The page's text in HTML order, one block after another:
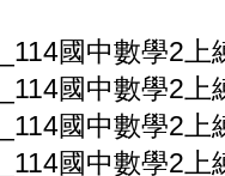
國中數學2上
國中數學2上
國中數學2上
國中數學2上